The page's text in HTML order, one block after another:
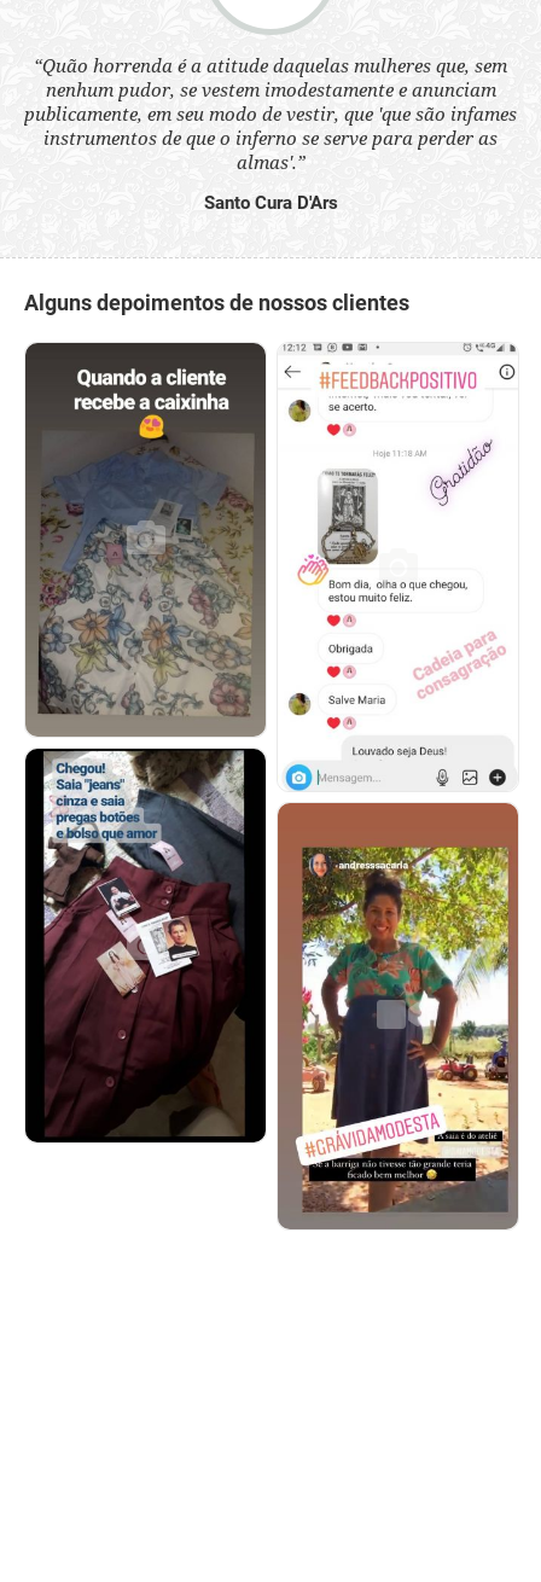
“Quão horrenda é a atitude daquelas mulheres que, sem
nenhum pudor, se vestem imodestamente e anunciam
publicamente, em seu modo de vestir, que 'que são infames
instrumentos de que o inferno se serve para perder as
almas'.”
Santo Cura D'Ars
Alguns depoimentos de nossos clientes